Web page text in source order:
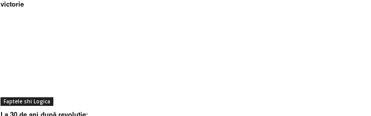
victorie
Faptele shi Logica
La 30 de ani după revoluție: